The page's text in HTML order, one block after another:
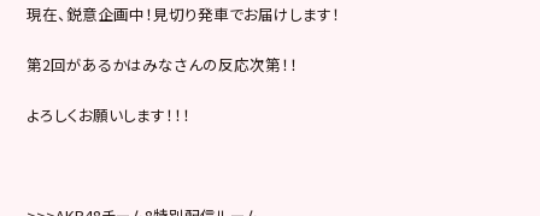
現在、鋭意企画中！見切り発車でお届けします！
第2回があるかはみなさんの反応次第！！
よろしくお願いします！！！